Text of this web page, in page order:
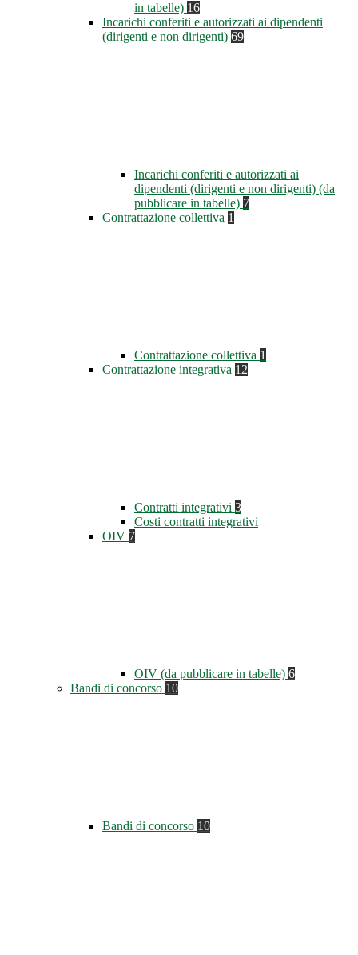
in tabelle) 16
Incarichi conferiti e autorizzati ai dipendenti
(dirigenti e non dirigenti) 69
Incarichi conferiti e autorizzati ai
dipendenti (dirigenti e non dirigenti) (da
pubblicare in tabelle) 7
Contrattazione collettiva 1
Contrattazione collettiva 1
Contrattazione integrativa 12
Contratti integrativi 3
Costi contratti integrativi
OIV 7
OIV (da pubblicare in tabelle) 6
Bandi di concorso 10
Bandi di concorso 10